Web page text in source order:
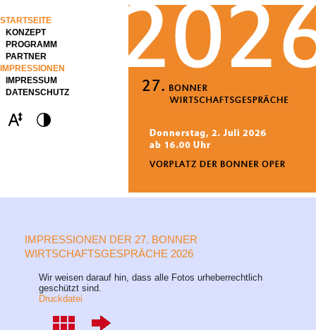
STARTSEITE
KONZEPT
PROGRAMM
PARTNER
IMPRESSIONEN
IMPRESSUM
DATENSCHUTZ
IMPRESSIONEN DER 27. BONNER
WIRTSCHAFTSGESPRÄCHE 2026
Wir weisen darauf hin, dass alle Fotos urheberrechtlich
geschützt sind.
Druckdatei